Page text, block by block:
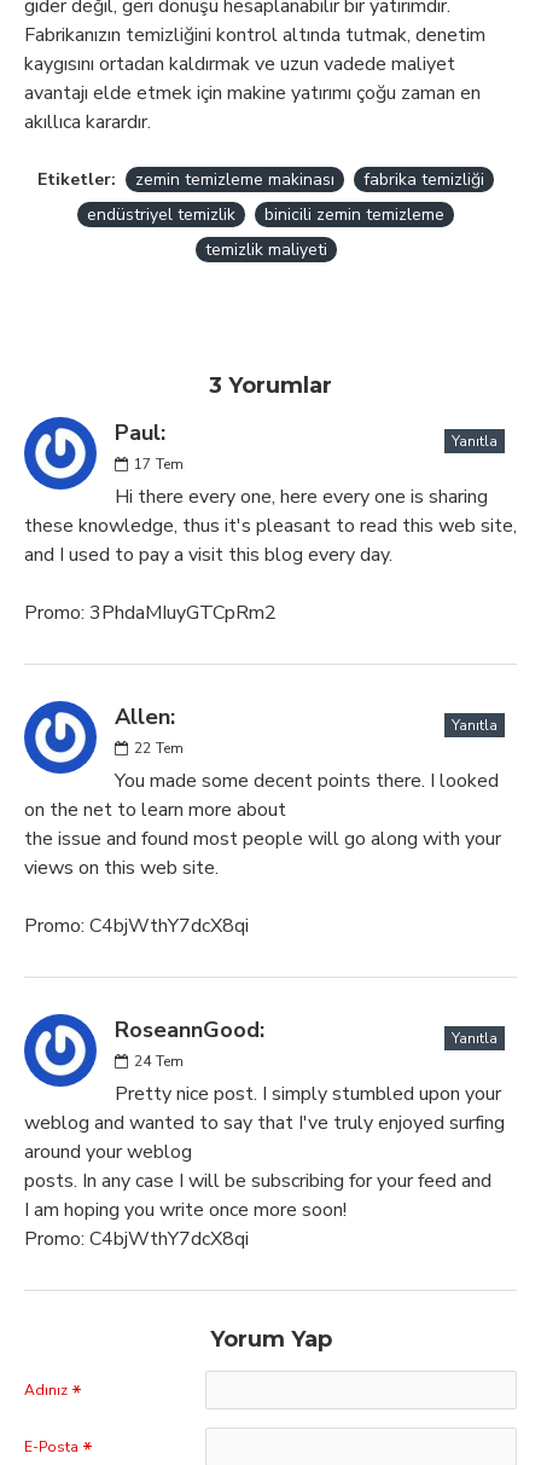
gider değil, geri dönüşü hesaplanabilir bir yatırımdır.
Fabrikanızın temizliğini kontrol altında tutmak, denetim
kaygısını ortadan kaldırmak ve uzun vadede maliyet
avantajı elde etmek için makine yatırımı çoğu zaman en
akıllıca karardır.
Etiketler: zemin temizleme makinası
fabrika temizliği
endüstriyel temizlik
binicili zemin temizleme
temizlik maliyeti
3 Yorumlar
Paul:
17 Tem
Yanıtla
Hi there every one, here every one is sharing
these knowledge, thus it's pleasant to read this web site,
and I used to pay a visit this blog every day.
Promo: 3PhdaMIuyGTCpRm2
Allen:
22 Tem
Yanıtla
You made some decent points there. I looked
on the net to learn more about
the issue and found most people will go along with your
views on this web site.
Promo: C4bjWthY7dcX8qi
RoseannGood:
24 Tem
Yanıtla
Pretty nice post. I simply stumbled upon your
weblog and wanted to say that I've truly enjoyed surfing
around your weblog
posts. In any case I will be subscribing for your feed and
I am hoping you write once more soon!
Promo: C4bjWthY7dcX8qi
Yorum Yap
Adınız
E-Posta